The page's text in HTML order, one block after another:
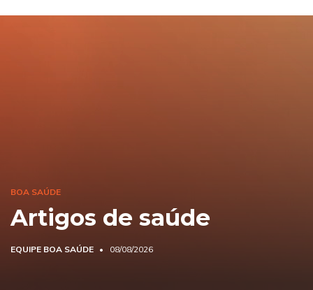
BOA SAÚDE
Artigos de saúde
EQUIPE BOA SAÚDE 08/08/2026